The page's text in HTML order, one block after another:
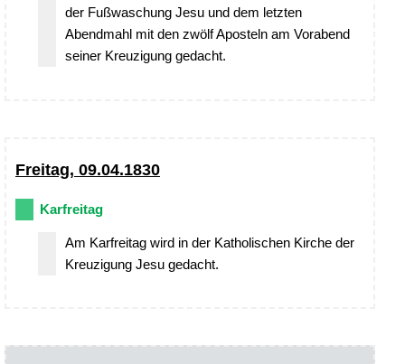
der Fußwaschung Jesu und dem letzten
Abendmahl mit den zwölf Aposteln am Vorabend
seiner Kreuzigung gedacht.
Freitag, 09.04.1830
Karfreitag
Am Karfreitag wird in der Katholischen Kirche der
Kreuzigung Jesu gedacht.